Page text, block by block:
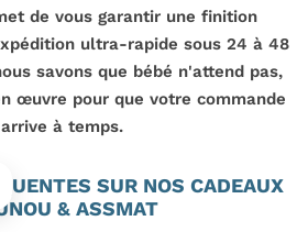
de vous garantir une finition
ultra-rapide sous 24 à 48
savons que bébé n'attend pas,
œuvre pour que votre commande
arrive à temps.
SUR NOS CADEAUX
& ASSMAT